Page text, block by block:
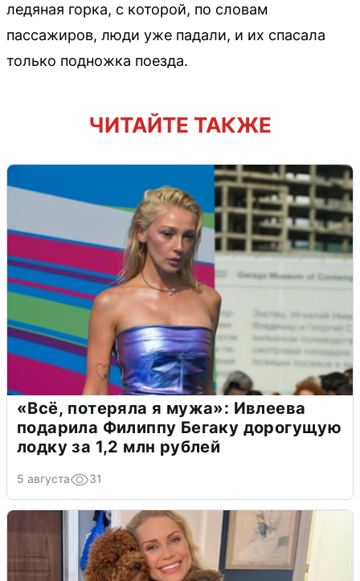
ледяная горка, с которой, по словам
пассажиров, люди уже падали, и их спасала
только подножка поезда.
ЧИТАЙТЕ ТАКЖЕ
«Всё, потеряла я мужа»: Ивлеева
подарила Филиппу Бегаку дорогущую
лодку за 1,2 млн рублей
5 августа 31